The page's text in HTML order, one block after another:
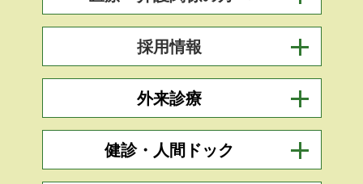
採用情報
外来診療
健診・人間ドック